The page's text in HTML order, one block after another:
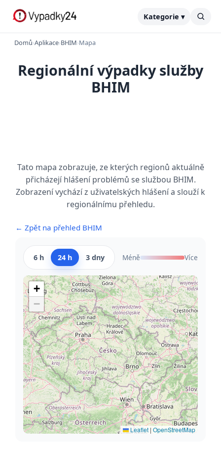
Kategorie ▾
Domů›Aplikace›BHIM›Mapa
Regionální výpadky služby
BHIM
Tato mapa zobrazuje, ze kterých regionů aktuálně
přicházejí hlášení problémů se službou BHIM.
Zobrazení vychází z uživatelských hlášení a slouží k
regionálnímu přehledu.
← Zpět na přehled BHIM
6 h 24 h 3 dny Méně Více
+
−
Leaflet | OpenStreetMap